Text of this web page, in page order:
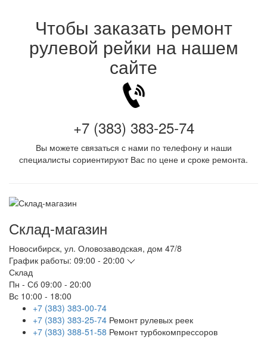
Чтобы заказать ремонт
рулевой рейки на нашем
сайте
+7 (383) 383-25-74
Вы можете связаться с нами по телефону и наши
специалисты сориентируют Вас по цене и сроке ремонта.
Склад-магазин
Новосибирск, ул. Оловозаводская, дом 47/8
График работы: 09:00 - 20:00
Склад
Пн - Сб 09:00 - 20:00
Вс 10:00 - 18:00
+7 (383) 383-00-74
+7 (383) 383-25-74 Ремонт рулевых реек
+7 (383) 388-51-58 Ремонт турбокомпрессоров